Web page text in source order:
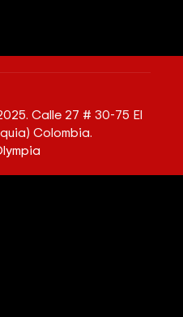
Calle 27 # 30-75 El
Colombia.